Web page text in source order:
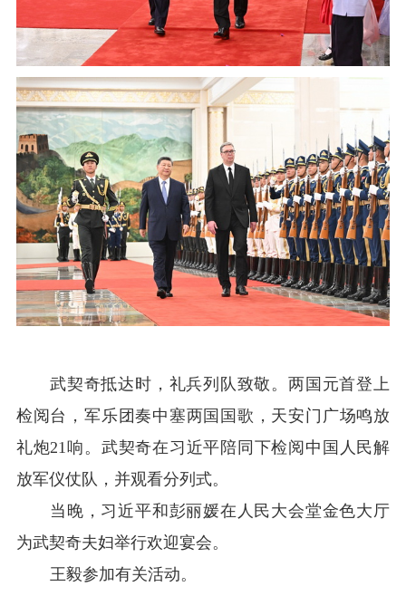
武契奇抵达时，礼兵列队致敬。两国元首登上
检阅台，军乐团奏中塞两国国歌，天安门广场鸣放
礼炮21响。武契奇在习近平陪同下检阅中国人民解
放军仪仗队，并观看分列式。
当晚，习近平和彭丽媛在人民大会堂金色大厅
为武契奇夫妇举行欢迎宴会。
王毅参加有关活动。